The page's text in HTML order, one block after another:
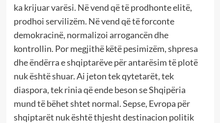
ka krijuar varësi. Në vend që të prodhonte elitë,
prodhoi servilizëm. Në vend që të forconte
demokracinë, normalizoi arrogancën dhe
kontrollin. Por megjithë këtë pesimizëm, shpresa
dhe ëndërra e shqiptarëve për antarësim të plotë
nuk është shuar. Ai jeton tek qytetarët, tek
diaspora, tek rinia që ende beson se Shqipëria
mund të bëhet shtet normal. Sepse, Evropa për
shqiptarët nuk është thjesht destinacion politik